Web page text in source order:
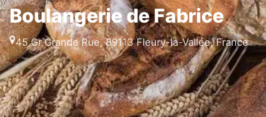
Boulangerie de Fabrice
45 Gr Grande Rue, 89113 Fleury-la-Vallée, France